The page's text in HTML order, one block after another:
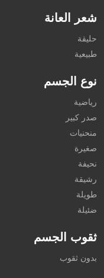
شعر العانة
حليقة
طبيعية
نوع الجسم
رياضية
صدر كبير
منحنيات
صغيرة
نحيفة
رشيقة
طويلة
ضئيلة
ثقوب الجسم
بدون ثقوب